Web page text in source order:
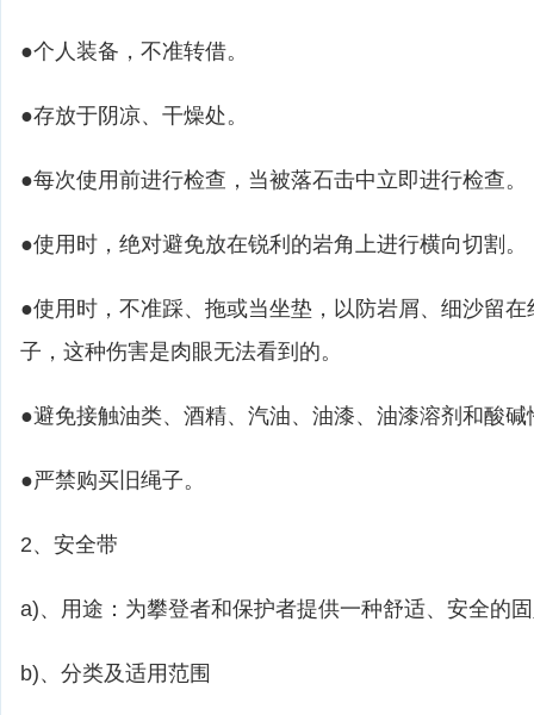
●个人装备，不准转借。
●存放于阴凉、干燥处。
●每次使用前进行检查，当被落石击中立即进行检查。
●使用时，绝对避免放在锐利的岩角上进行横向切割。
●使用时，不准踩、拖或当坐垫，以防岩屑、细沙留
子，这种伤害是肉眼无法看到的。
●避免接触油类、酒精、汽油、油漆、油漆溶剂和酸碱
●严禁购买旧绳子。
2、安全带
a)、用途：为攀登者和保护者提供一种舒适、安全的
b)、分类及适用范围